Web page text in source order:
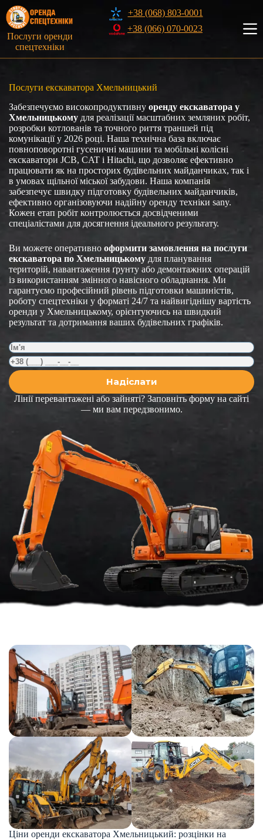
Перейти
до
вмісту
Послуги оренди
спецтехніки
+38 (068) 803-0001
+38 (066) 070-0023
Послуги екскаватора Хмельницький
Забезпечуємо високопродуктивну оренду екскаватора у
Хмельницькому для реалізації масштабних земляних робіт,
розробки котлованів та точного риття траншей під
комунікації у 2026 році. Наша технічна база включає
повноповоротні гусеничні машини та мобільні колісні
екскаватори JCB, CAT і Hitachi, що дозволяє ефективно
працювати як на просторих будівельних майданчиках, так і
в умовах щільної міської забудови. Наша компанія
забезпечує швидку підготовку будівельних майданчиків,
ефективно організовуючи надійну оренду техніки sany.
Кожен етап робіт контролюється досвідченими
спеціалістами для досягнення ідеального результату.
Ви можете оперативно оформити замовлення на послуги
екскаватора по Хмельницькому для планування
територій, навантаження ґрунту або демонтажних операцій
із використанням змінного навісного обладнання. Ми
гарантуємо професійний рівень підготовки машиністів,
роботу спецтехніки у форматі 24/7 та найвигіднішу вартість
оренди у Хмельницькому, орієнтуючись на швидкий
результат та дотримання ваших будівельних графіків.
Лінії перевантажені або зайняті? Заповніть форму на сайті
— ми вам передзвонимо.
Ціни оренди екскаватора Хмельницький: розцінки на